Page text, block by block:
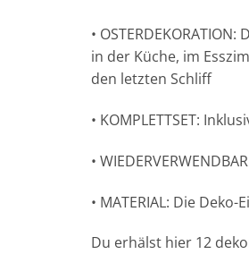
•
in der Küche, im
den letzten Schliff
• KOMPLETTSET:
•
• MATERIAL: Die
Du erhälst hier 12